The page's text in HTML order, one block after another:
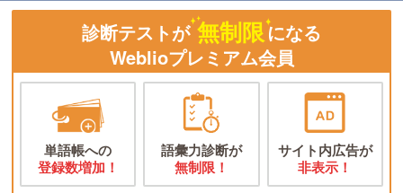
診断テストが 無制限になる
Weblioプレミアム会員
単語帳への
登録数増加！
語彙力診断が
無制限！
サイト内広告が
非表示！